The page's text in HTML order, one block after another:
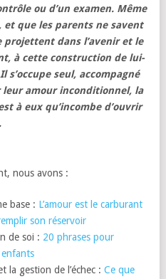
ou d’un examen. Même
et que les parents ne savent
projettent dans l’avenir et le
à cette construction de lui-
seul, accompagné
amour inconditionnel, la
à eux qu’incombe d’ouvrir
nous avons :
base : L’amour est le carburant
son réservoir
de soi : 20 phrases pour
enfants
la gestion de l’échec :Ce que